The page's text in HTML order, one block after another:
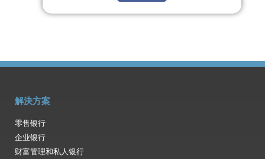
解決方案
零售银行
企业银行
财富管理和私人银行